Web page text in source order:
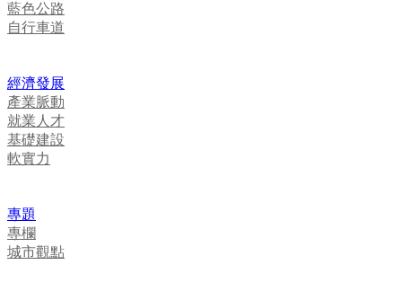
藍色公路
自行車道
經濟發展
產業脈動
就業人才
基礎建設
軟實力
專題
專欄
城市觀點